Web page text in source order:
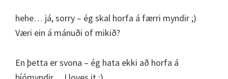
hehe… já, sorry – ég skal horfa á færri myndir ;)
Væri ein á mánuði of mikið?
En þetta er svona – ég hata ekki að horfa á